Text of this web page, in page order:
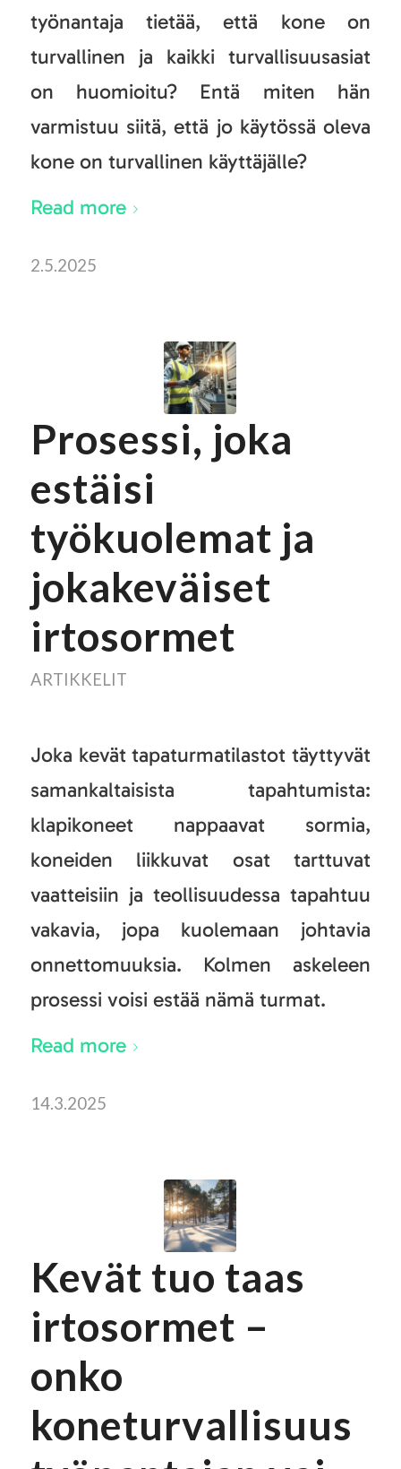
työnantaja tietää, että kone on
turvallinen ja kaikki turvallisuusasiat
on huomioitu? Entä miten hän
varmistuu siitä, että jo käytössä oleva
kone on turvallinen käyttäjälle?
Read more
2.5.2025
Prosessi, joka
estäisi
työkuolemat ja
jokakeväiset
irtosormet
ARTIKKELIT
Joka kevät tapaturmatilastot täyttyvät
samankaltaisista tapahtumista:
klapikoneet nappaavat sormia,
koneiden liikkuvat osat tarttuvat
vaatteisiin ja teollisuudessa tapahtuu
vakavia, jopa kuolemaan johtavia
onnettomuuksia. Kolmen askeleen
prosessi voisi estää nämä turmat.
Read more
14.3.2025
Kevät tuo taas
irtosormet –
onko
koneturvallisuus